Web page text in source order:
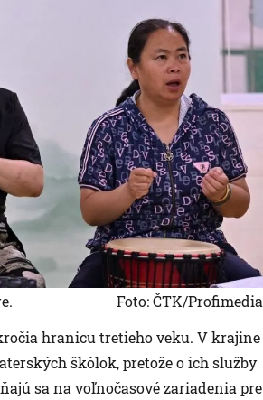
Foto: ČTK/Profimedia
hranicu tretieho veku. V krajine
škôlok, pretože o ich služby
sa na voľnočasové zariadenia pre